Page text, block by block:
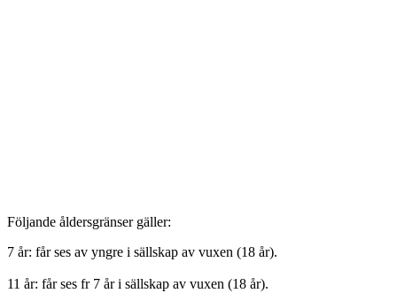
Följande åldersgränser gäller:
7 år: får ses av yngre i sällskap av vuxen (18 år).
11 år: får ses fr 7 år i sällskap av vuxen (18 år).